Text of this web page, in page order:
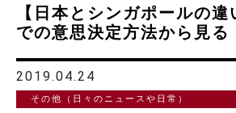
【日本とシンガポールの
での意思決定方法から見る
2019.04.24
その他（日々のニュースや日常）